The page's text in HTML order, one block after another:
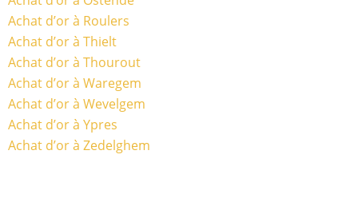
Achat d’or à Roulers
Achat d’or à Thielt
Achat d’or à Thourout
Achat d’or à Waregem
Achat d’or à Wevelgem
Achat d’or à Ypres
Achat d’or à Zedelghem